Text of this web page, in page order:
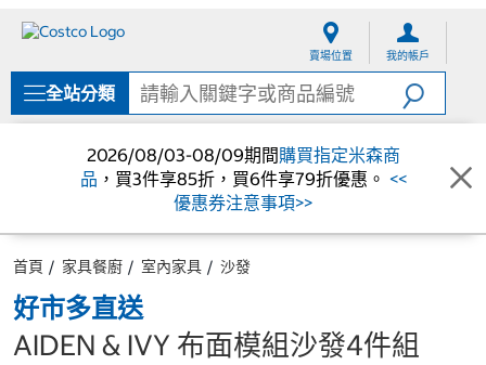
單
賣場位置 我的帳戶
全站分類
2026/08/03-08/09期間購買指定米森商
品 ，買3件享85折，買6件享79折優惠。 <<
優惠券注意事項>>
首頁 家具餐廚 室內家具 沙發
好市多直送
AIDEN & IVY 布面模組沙發4件組